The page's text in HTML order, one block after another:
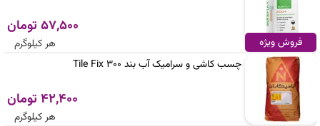
فروش ویژه
57,500 تومان
هر کیلوگرم
چسب کاشی و سرامیک آب بند 300 Tile Fix
42,400 تومان
هر کیلوگرم